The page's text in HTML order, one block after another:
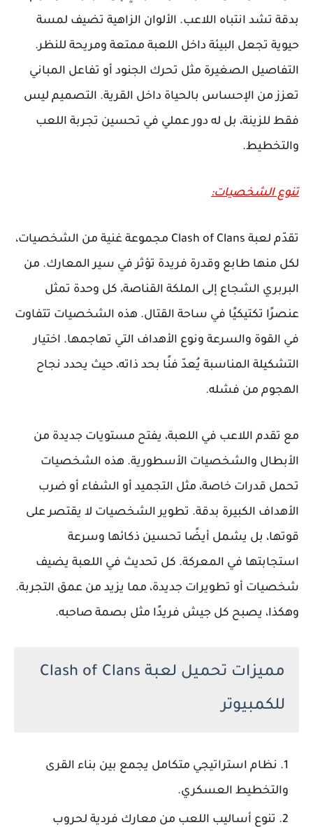
بدقة تشد انتباه اللاعب. الألوان الزاهية تضيف لمسة
حيوية تجعل البيئة داخل اللعبة ممتعة ومريحة للنظر.
التفاصيل الصغيرة مثل تحرك الجنود أو تفاعل المباني
تعزز من الإحساس بالحياة داخل القرية. التصميم ليس
فقط للزينة، بل له دور عملي في تحسين تجربة اللعب
والتخطيط.
تنوع الشخصيات:
تقدّم لعبة Clash of Clans مجموعة غنية من الشخصيات،
لكل منها طابع وقدرة فريدة تؤثر في سير المعارك. من
البربري الشجاع إلى الملكة القناصة، كل وحدة تمثل
عنصرًا تكتيكيًا في ساحة القتال. هذه الشخصيات تتفاوت
في القوة والسرعة ونوع الأهداف التي تهاجمها. اختيار
التشكيلة المناسبة يُعدّ فنًا بحد ذاته، حيث يحدد نجاح
الهجوم من فشله.
مع تقدم اللاعب في اللعبة، يفتح مستويات جديدة من
الأبطال والشخصيات الأسطورية. هذه الشخصيات
تحمل قدرات خاصة، مثل التجميد أو الشفاء أو ضرب
الأهداف الكبيرة بدقة. تطوير الشخصيات لا يقتصر على
قوتها، بل يشمل أيضًا تحسين ذكائها وسرعة
استجابتها في المعركة. كل تحديث في اللعبة يضيف
شخصيات أو تطويرات جديدة، مما يزيد من عمق التجربة.
وهكذا، يصبح كل جيش فريدًا مثل بصمة صاحبه.
مميزات تحميل لعبة Clash of Clans
للكمبيوتر
نظام استراتيجي متكامل يجمع بين بناء القرى
والتخطيط العسكري.
تنوع أساليب اللعب من معارك فردية لحروب